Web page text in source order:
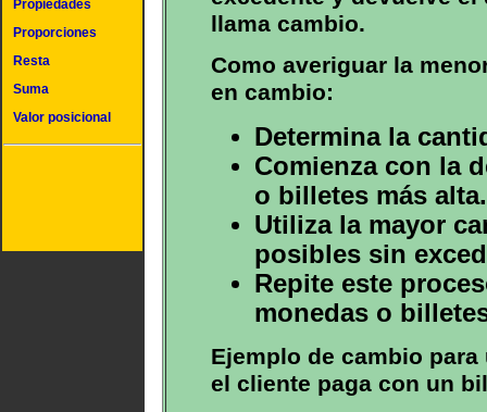
Propiedades
Proporciones
Resta
Suma
Valor posicional
llama cambio.
Como averiguar la
en cambio:
Determina la
Comienza con la
o billetes más alta.
Utiliza la mayor
posibles sin
Repite este
monedas o
Ejemplo de cambio
el cliente paga con un